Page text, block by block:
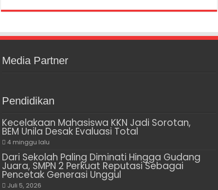
Media Partner
Pendidikan
Kecelakaan Mahasiswa KKN Jadi Sorotan,
BEM Unila Desak Evaluasi Total
4 minggu lalu
Dari Sekolah Paling Diminati Hingga Gudang
Juara, SMPN 2 Perkuat Reputasi Sebagai
Pencetak Generasi Unggul
Juli 5, 2026